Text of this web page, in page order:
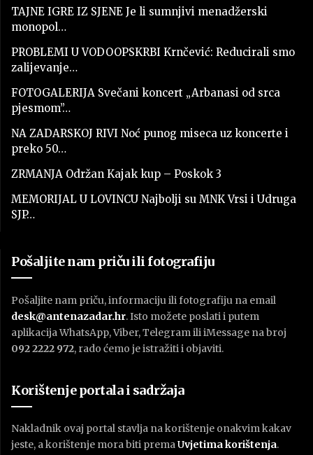
TAJNE IGRE IZ SJENE Je li sumnjivi menadžerski
monopol…
PROBLEMI U VODOOPSKRBI Krnčević: Reducirali smo
zalijevanje…
FOTOGALERIJA Svečani koncert „Arbanasi od srca
pjesmom”…
NA ZADARSKOJ RIVI Noć punog miseca uz koncerte i
preko 50…
ZRMANJA Održan Kajak kup – Poskok 3
MEMORIJAL U LOVINCU Najbolji su MNK Vrsi i Udruga
SJP…
Pošaljite nam priču ili fotografiju
Pošaljite nam priču, informaciju ili fotografiju na email
desk@antenazadar.hr. Isto možete poslati i putem
aplikacija WhatsApp, Viber, Telegram ili iMessage na broj
092 2222 972, rado ćemo je istražiti i objaviti.
Korištenje portala i sadržaja
Nakladnik ovaj portal stavlja na korištenje onakvim kakav
jeste, a korištenje mora biti premaUvjetima korištenja.